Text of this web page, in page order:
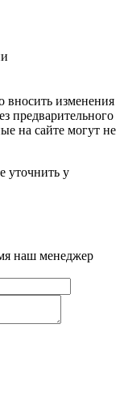
вносить изменения
предварительного
на сайте могут не
уточнить у
наш менеджер